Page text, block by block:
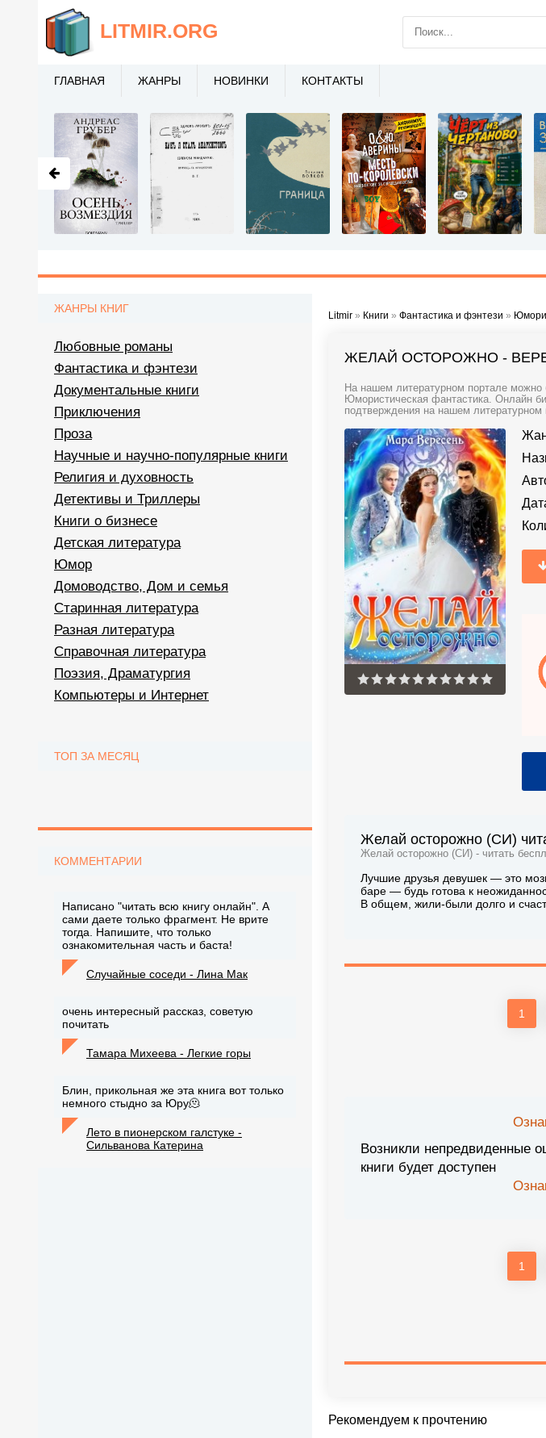
Litmir » Книги » Фантастика и фэнтези »
ЖЕЛАЙ ОСТОРОЖНО -
На нашем литературном портале
Юмористическая фантастика. Онлайн
подтверждения на нашем литературном
Желай осторожно (СИ)
Желай осторожно (СИ) - читать
Лучшие друзья девушек — это
баре — будь готова к
В общем, жили-были долго и
1
Возникли непредвиденные
книги будет доступен
1
Рекомендуем к прочтению
ЖАНРЫ КНИГ
Любовные романы
Фантастика и фэнтези
Документальные книги
Приключения
Проза
Научные и научно-популярные книги
Религия и духовность
Детективы и Триллеры
Книги о бизнесе
Детская литература
Юмор
Домоводство, Дом и семья
Старинная литература
Разная литература
Справочная литература
Поэзия, Драматургия
Компьютеры и Интернет
ТОП ЗА МЕСЯЦ
КОММЕНТАРИИ
Написано "читать всю книгу онлайн". А
сами даете только фрагмент. Не врите
тогда. Напишите, что только
ознакомительная часть и баста!
Случайные соседи - Лина Мак
очень интересный рассказ, советую
почитать
Тамара Михеева - Легкие горы
Блин, прикольная же эта книга вот только
немного стыдно за Юру🫠
Лето в пионерском галстуке -
Сильванова Катерина
LITMIR.ORG
ГЛАВНАЯ ЖАНРЫ НОВИНКИ КОНТАКТЫ